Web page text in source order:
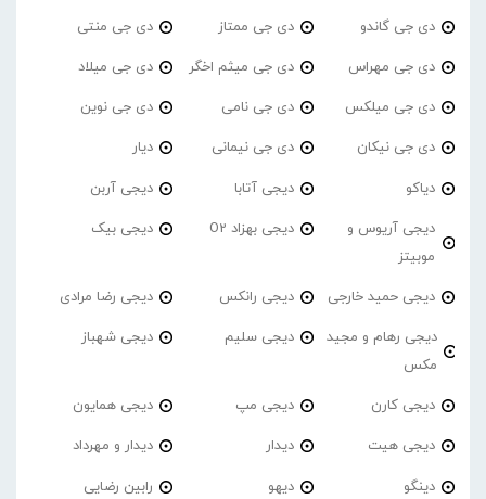
دی جی گاندو دی جی ممتاز دی جی منتی
دی جی مهراس دی جی میثم اخگر دی جی میلاد
دی جی میلکس دی جی نامی دی جی نوین
دی جی نیکان دی جی نیمانی دیار
دیاکو دیجی آتابا دیجی آربن
دیجی آریوس و
موبیتز
دیجی بهزاد O2 دیجی بیک
دیجی حمید خارجی دیجی رانکس دیجی رضا مرادی
دیجی رهام و مجید
مکس
دیجی سلیم دیجی شهباز
دیجی کارن دیجی مپ دیجی همایون
دیجی هیت دیدار دیدار و مهرداد
دینگو دیهو رابین رضایی